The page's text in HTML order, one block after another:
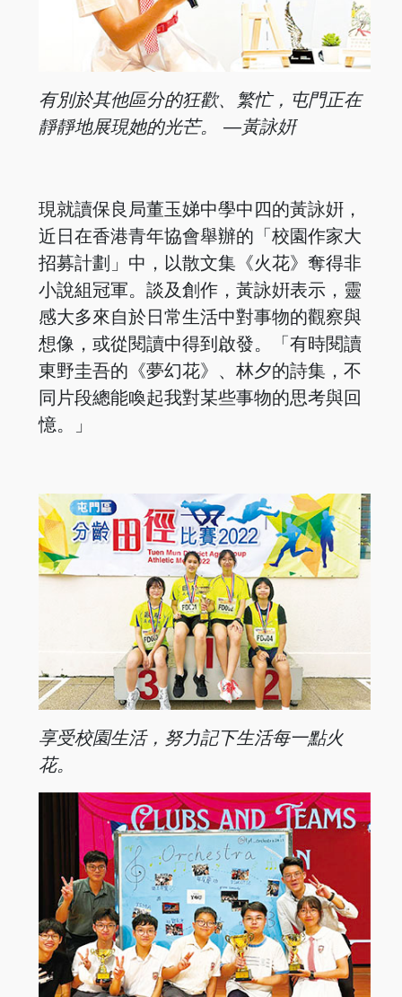
有別於其他區分的狂歡、
繁忙，屯門正在
靜靜地展現她的光芒。 —黃詠姸
現就讀保良局董玉娣中學中四的黃詠姸，
近日在香港青年協會舉辦的「校園作家大
招募計劃」中，以散文集《火花》奪得非
小說組冠軍。談及創作，黃詠姸表示，靈
感大多來自於日常生活中對事物的觀察與
想像，或從閱讀中得到啟發。「有時閱讀
東野圭吾的《夢幻花》、林夕的詩集，不
同片段總能喚起我對某些事物的思考與回
憶。」
享受校園生活，努力記下生活每一點火
花。